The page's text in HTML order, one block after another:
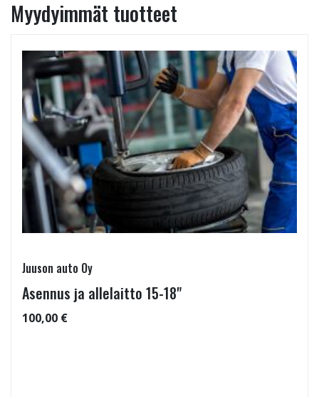
Myydyimmät tuotteet
Juuson auto Oy
Asennus ja allelaitto 15-18"
100,00 €